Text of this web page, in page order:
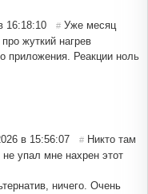
16:18:10 # Уже месяц
жуткий нагрев
приложения. Реакции ноль
в 15:56:07 # Никто там
не упал мне нахрен этот
ничего. Очень